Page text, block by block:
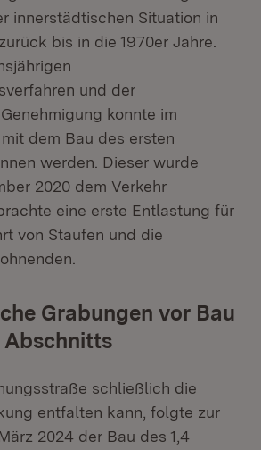
innerstädtischen Situation in
bis in die 1970er Jahre.
und der
konnte im
dem Bau des ersten
werden. Dieser wurde
2020 dem Verkehr
eine erste Entlastung für
von Staufen und die
Grabungen vor Bau
Abschnitts
schließlich die
entfalten kann, folgte zur
2024 der Bau des 1,4